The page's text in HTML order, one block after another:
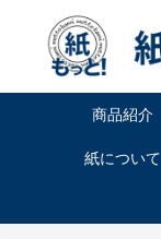
商品紹介
紙について